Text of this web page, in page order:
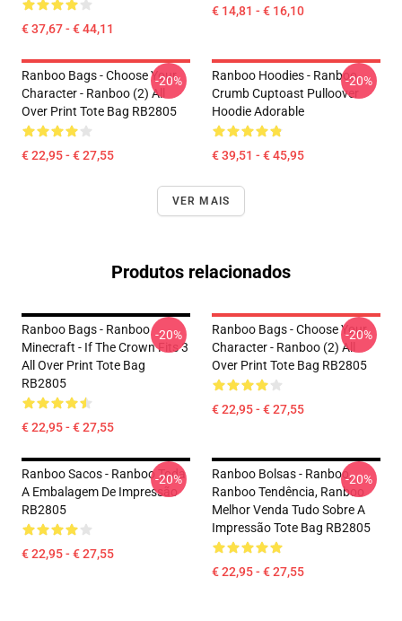
€ 37,67 - € 44,11
€ 14,81 - € 16,10
Ranboo Bags - Choose Your
Character - Ranboo (2) All
Over Print Tote Bag RB2805
€ 22,95 - € 27,55
-20%
Ranboo Hoodies - Ranboo
Crumb Cuptoast Pulloover
Hoodie Adorable
€ 39,51 - € 45,95
-20%
VER MAIS
Produtos relacionados
Ranboo Bags - Ranboo
Minecraft - If The Crown Fits 3
All Over Print Tote Bag
RB2805
€ 22,95 - € 27,55
-20%
Ranboo Bags - Choose Your
Character - Ranboo (2) All
Over Print Tote Bag RB2805
€ 22,95 - € 27,55
-20%
Ranboo Sacos - Ranboo Toda
A Embalagem De Impressão
RB2805
€ 22,95 - € 27,55
-20%
Ranboo Bolsas - Ranboo,
Ranboo Tendência, Ranboo
Melhor Venda Tudo Sobre A
Impressão Tote Bag RB2805
€ 22,95 - € 27,55
-20%